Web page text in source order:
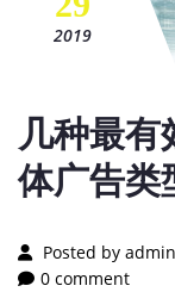
2019
几种最有
体广告类
Posted by admin
0 comment